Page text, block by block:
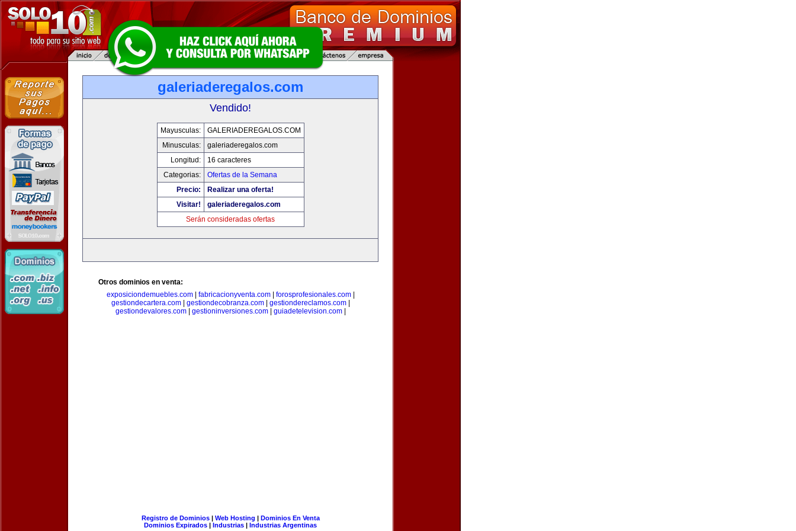
galeriaderegalos.com
Vendido!
Mayusculas:
GALERIADEREGALOS.COM
Minusculas:
galeriaderegalos.com
Longitud:
16 caracteres
Categorias:
Ofertas de la Semana
Precio:
Realizar una oferta!
Visitar!
galeriaderegalos.com
Serán consideradas ofertas
Otros dominios en venta:
exposiciondemuebles.com| fabricacionyventa.com| forosprofesionales.com|
gestiondecartera.com| gestiondecobranza.com| gestiondereclamos.com|
gestiondevalores.com| gestioninversiones.com| guiadetelevision.com|
Registro de Dominios| Web Hosting | Dominios En Venta
Dominios Expirados | Industrias | Industrias Argentinas